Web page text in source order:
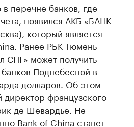
перечне банков, где
появился АКБ «БАНК
который является
Ранее РБК Тюмень
СПГ» может получить
Поднебесной в
долларов. Об этом
директор французского
де Шевардье. Не
Bank of China станет